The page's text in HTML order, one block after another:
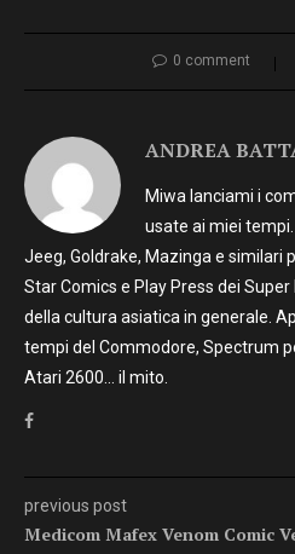
0 comment
ANDREA
Miwa lanciami i
usate ai miei
Jeeg, Goldrake, Mazinga e similari
Star Comics e Play Press dei
della cultura asiatica in generale.
tempi del Commodore, Spectrum
Atari 2600… il mito.
previous post
Medicom Mafex Venom Comic